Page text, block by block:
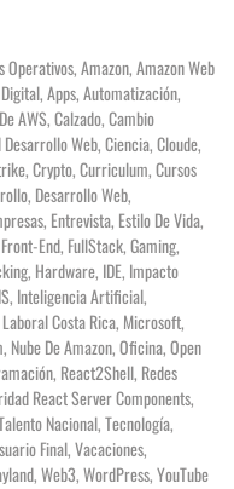
Operativos,Amazon,Amazon Web
,Apps,Automatización,
AWS,Calzado,Cambio
Web,Ciencia,Cloude,
,Crypto,Curriculum,Cursos
, Desarrollo Web,
, Entrevista, Estilo De Vida,
Front-End, FullStack,Gaming,
, Hardware, IDE, Impacto
, Inteligencia Artificial,
Costa Rica, Microsoft,
, Nube De Amazon,Oficina,Open
, React2Shell, Redes
React Server Components,
Nacional,Tecnología,
Final,Vacaciones,
,Web3,WordPress,YouTube